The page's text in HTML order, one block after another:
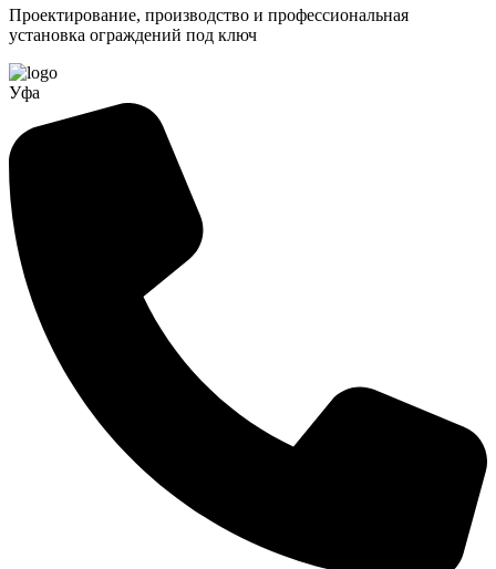
Проектирование, производство и профессиональная
установка ограждений под ключ
Уфа